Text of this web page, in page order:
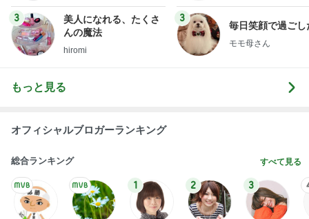
3
美人になれる、たくさ
んの魔法
hiromi
3
毎日笑顔で過ごし
モモ母さん
もっと見る
オフィシャルブロガーランキング
総合ランキング すべて見る
1 2 3